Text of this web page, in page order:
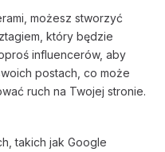
możesz stworzyć
który będzie
influencerów, aby
postach, co może
ruch na Twojej stronie.
takich jak Google